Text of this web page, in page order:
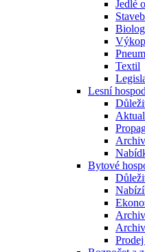
Jedlé
Textil
Lesní
Bytové